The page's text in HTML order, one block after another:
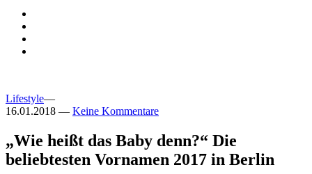
Lifestyle—
16.01.2018 — Keine Kommentare
„Wie heißt das Baby denn?“ Die
beliebtesten Vornamen 2017 in Berlin